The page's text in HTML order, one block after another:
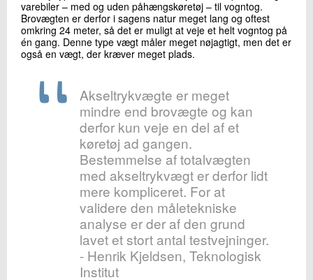
varebiler – med og uden påhængskøretøj – til vogntog.
Brovægten er derfor i sagens natur meget lang og oftest
omkring 24 meter, så det er muligt at veje et helt vogntog på
én gang. Denne type vægt måler meget nøjagtigt, men det er
også en vægt, der kræver meget plads.
Akseltrykvægte er meget
mindre end brovægte og kan
derfor kun veje en del af et
køretøj ad gangen.
Bestemmelse af totalvægten
med akseltrykvægt er derfor lidt
mere kompliceret. For at
validere den måletekniske
analyse er der af den grund
lavet et stort antal testvejninger.
- Henrik Kjeldsen, Teknologisk
Institut